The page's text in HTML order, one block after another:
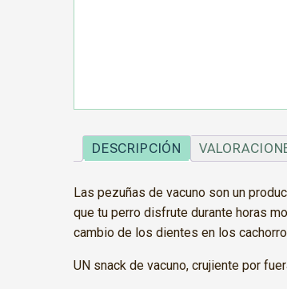
DESCRIPCIÓN
Las pezuñas de vacuno son un
que tu perro disfrute durante horas
cambio de los dientes en los
UN snack de vacuno, crujiente por